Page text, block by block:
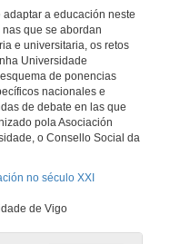
a educación neste
que se abordan
e universitaria, os retos
Universidade
de ponencias
nacionales e
de debate en las que
pola Asociación
o Consello Social da
no século XXI
de Vigo